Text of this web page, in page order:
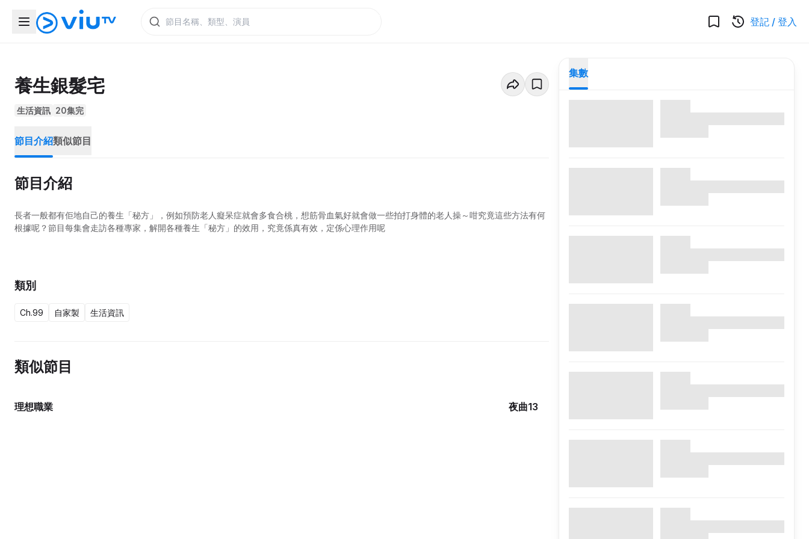
登記 / 登入
養生銀髮宅
生活資訊 20集完
節目介紹類似節目
節目介紹
長者一般都有佢地自己的養生「秘方」，例如預防老人癡呆症就會多食合桃，想筋骨血氣好就會做一些拍打身體的老人操～咁究竟這些方法有何
根據呢？節目每集會走訪各種專家，解開各種養生「秘方」的效用，究竟係真有效，定係心理作用呢
類別
Ch.99 自家製 生活資訊
類似節目
理想職業 夜曲13
集數